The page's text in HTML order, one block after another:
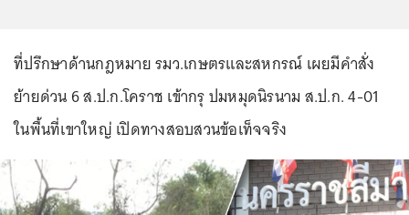
ที่ปรึกษาด้านกฎหมาย รมว.เกษตรและสหกรณ์ เผยมีคำสั่ง
ย้ายด่วน 6 ส.ป.ก.โคราช เข้ากรุ ปมหมุดนิรนาม ส.ป.ก. 4-01
ในพื้นที่เขาใหญ่ เปิดทางสอบสวนข้อเท็จจริง